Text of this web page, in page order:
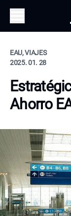
EAU, VIAJES
2025. 01. 28
Ahorro